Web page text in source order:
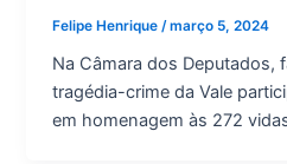
Felipe Henrique /março 5, 2024
Na Câmara dos Deputados,
tragédia-crime da Vale
em homenagem às 272